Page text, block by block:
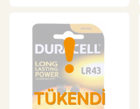
TÜKENDİ